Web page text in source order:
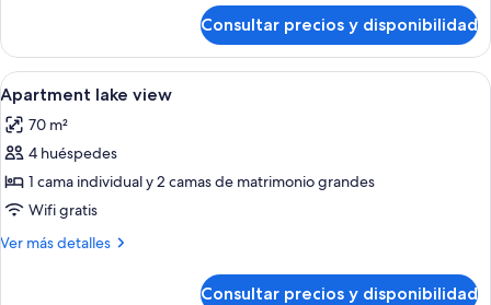
vistas
al
lago
Consultar precios y disponibilidad
Abrir
todas
las
fotos
de
Apartment
lake
Un dormitorio con una cama
7
Apartment lake view
70 m²
4 huéspedes
1 cama individual y 2 camas de matrimonio grandes
Wifi gratis
Ver más detalles
Más
Consultar precios y disponibilidad